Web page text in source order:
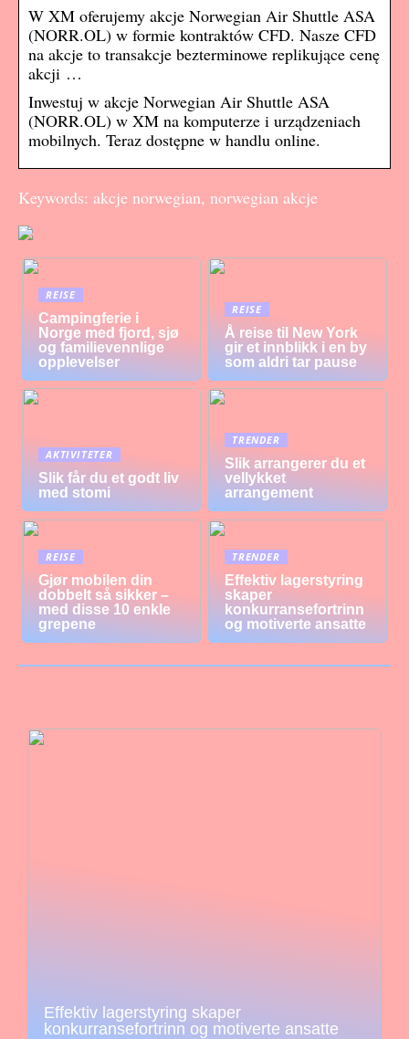
W XM oferujemy akcje Norwegian Air Shuttle ASA
(NORR.OL) w formie kontraktów CFD. Nasze CFD
na akcje to transakcje bezterminowe replikujące cenę
akcji …
Inwestuj w akcje Norwegian Air Shuttle ASA
(NORR.OL) w XM na komputerze i urządzeniach
mobilnych. Teraz dostępne w handlu online.
Keywords: akcje norwegian, norwegian akcje
REISE
Campingferie i
Norge med fjord, sjø
og familievennlige
opplevelser
REISE
Å reise til New York
gir et innblikk i en by
som aldri tar pause
AKTIVITETER
Slik får du et godt liv
med stomi
TRENDER
Slik arrangerer du et
vellykket
arrangement
REISE
Gjør mobilen din
dobbelt så sikker –
med disse 10 enkle
grepene
TRENDER
Effektiv lagerstyring
skaper
konkurransefortrinn
og motiverte ansatte
Effektiv lagerstyring skaper
konkurransefortrinn og motiverte ansatte